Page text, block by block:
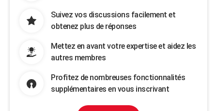
Suivez vos discussions facilement et
obtenez plus de réponses
Mettez en avant votre expertise et aidez les
autres membres
Profitez de nombreuses fonctionnalités
supplémentaires en vous inscrivant